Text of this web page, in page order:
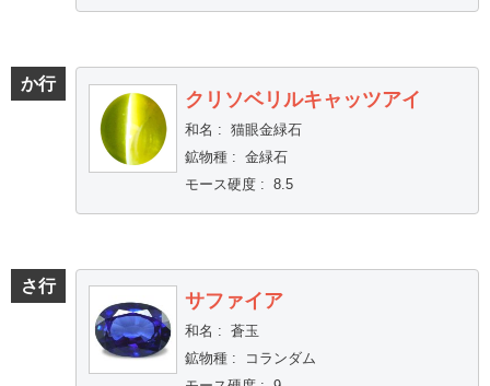
か行
クリソベリルキャッツアイ
和名 : 猫眼金緑石
鉱物種: 金緑石
モース硬度: 8.5
さ行
サファイア
和名 : 蒼玉
鉱物種:
コランダム